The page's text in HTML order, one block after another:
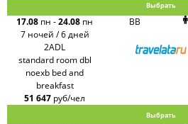
Выбрать
17.08 пн -24.08 пн
7 ночей / 6 дней
BB
2ADL
standard room dbl
noexb bed and
breakfast
51 647 руб/чел
Выбрать